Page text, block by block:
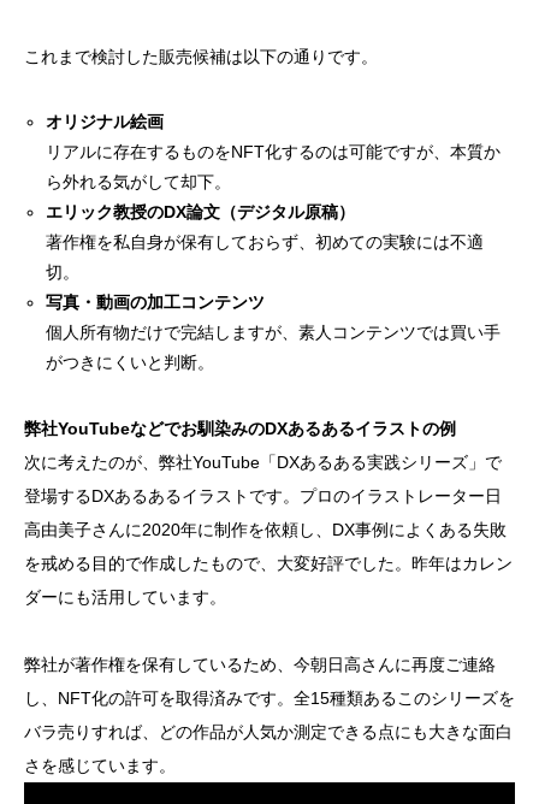
これまで検討した販売候補は以下の通りです。
オリジナル絵画
リアルに存在するものをNFT化するのは可能ですが、本質か
ら外れる気がして却下。
エリック教授のDX論文（デジタル原稿）
著作権を私自身が保有しておらず、初めての実験には不適
切。
写真・動画の加工コンテンツ
個人所有物だけで完結しますが、素人コンテンツでは買い手
がつきにくいと判断。
弊社YouTubeなどでお馴染みのDXあるあるイラストの例
次に考えたのが、弊社YouTube「DXあるある実践シリーズ」で
登場するDXあるあるイラストです。プロのイラストレーター日
高由美子さんに2020年に制作を依頼し、DX事例によくある失敗
を戒める目的で作成したもので、大変好評でした。昨年はカレン
ダーにも活用しています。
弊社が著作権を保有しているため、今朝日高さんに再度ご連絡
し、NFT化の許可を取得済みです。全15種類あるこのシリーズを
バラ売りすれば、どの作品が人気か測定できる点にも大きな面白
さを感じています。